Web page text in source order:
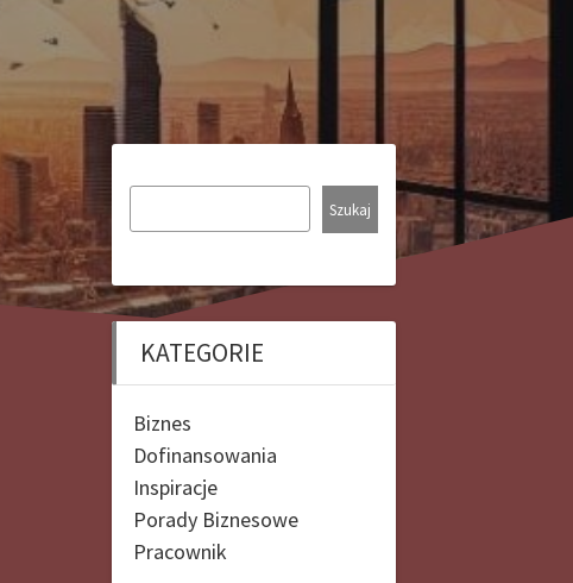
Szukaj
KATEGORIE
Biznes
Dofinansowania
Inspiracje
Porady Biznesowe
Pracownik